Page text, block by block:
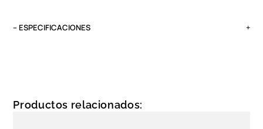
2 a 4 días, provincias según destino.
– ESPECIFICACIONES
Análogo
Productos relacionados: